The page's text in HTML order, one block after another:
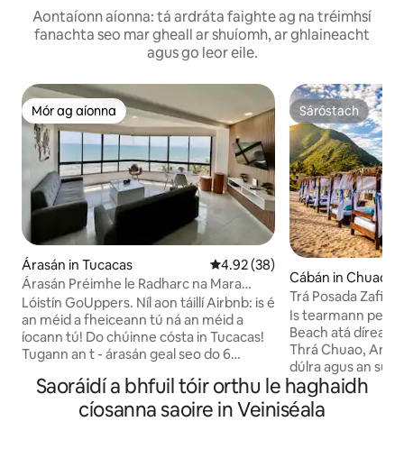
Aontaíonn aíonna: tá ardráta faighte ag na tréimhsí
fanachta seo mar gheall ar shuíomh, ar ghlaineacht
agus go leor eile.
Mór ag aíonna
Mór ag aíonna
Árasán in Tucacas Meánrátáil 4.92 as 5, 38
4.92 (38)
Árasán Préimhe le Radharc na Mara
Álainn | Tucacas
Lóistín GoUppers. Níl aon táillí Airbnb: is é
an méid a fheiceann tú ná an méid a
íocann tú! Do chúinne cósta in Tucacas!
Tugann an t - árasán geal seo do 6
ina bhfuil radhairc iontacha ar an aigéan.
Le 2 sheomra leapa agus 2 sheomra
folctha i bhfoirgneamh athchóirithe;
Sáróstach
Sáróstach
Cábán in Chuao
Trá Posada Zafira
Is tearmann
Beach atá
Thrá Chuao,
dúlra agus an
sheomra ar leith
folctha
isteach féin ag
Saoráidí a bhfuil tóir orthu le haghaidh
cíosanna saoire in Veiniséala